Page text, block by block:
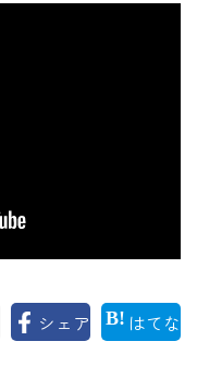
シェア はてな